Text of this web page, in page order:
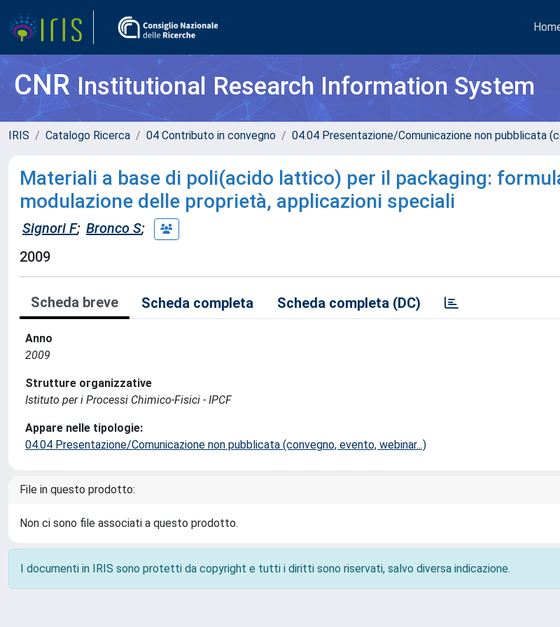
CNRInstitutional Research Information System
IRIS Catalogo Ricerca 04 Contributo in convegno 04.04 Presentazione/Comunicazione non pubblicata
Materiali a base di poli(acido lattico) per il packaging:
modulazione delle proprietà, applicazioni speciali
Signori F; Bronco S;
2009
Scheda breve Scheda completa Scheda completa (DC)
Anno
2009
Strutture organizzative
Istituto per i Processi Chimico-Fisici - IPCF
Appare nelle tipologie:
04.04 Presentazione/Comunicazione non pubblicata (convegno, evento, webinar...)
File in questo prodotto:
Non ci sono file associati a questo prodotto.
I documenti in IRIS sono protetti da copyright e tutti i diritti sono riservati, salvo diversa indicazione.